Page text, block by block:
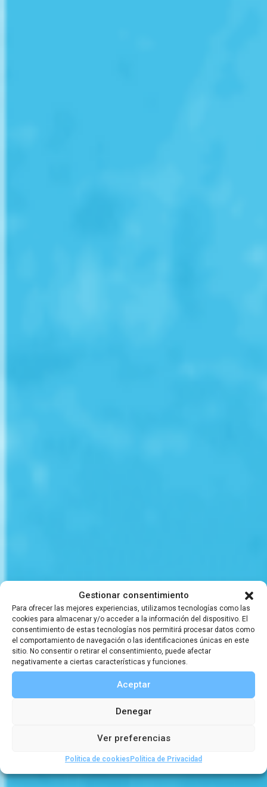
Gestionar consentimiento
Para ofrecer las mejores experiencias, utilizamos tecnologías como las
cookies para almacenar y/o acceder a la información del dispositivo. El
consentimiento de estas tecnologías nos permitirá procesar datos como
el comportamiento de navegación o las identificaciones únicas en este
sitio. No consentir o retirar el consentimiento, puede afectar
negativamente a ciertas características y funciones.
Aceptar
Denegar
Ver preferencias
Política de cookiesPolítica de Privacidad
El enigma de una
civilización
perdida
Artículos de boletines